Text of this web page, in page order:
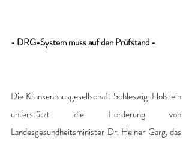
- DRG-System muss auf den Prüfstand -
Die Krankenhausgesellschaft Schleswig-Holstein
unterstützt die Forderung von
Landesgesundheitsminister Dr. Heiner Garg, das